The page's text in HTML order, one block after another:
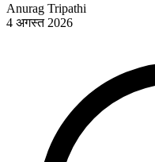
Anurag Tripathi
4 अगस्त 2026